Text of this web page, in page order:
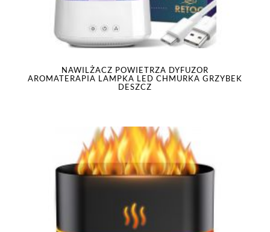
NAWILŻACZ POWIETRZA DYFUZOR
AROMATERAPIA LAMPKA LED CHMURKA GRZYBEK
DESZCZ